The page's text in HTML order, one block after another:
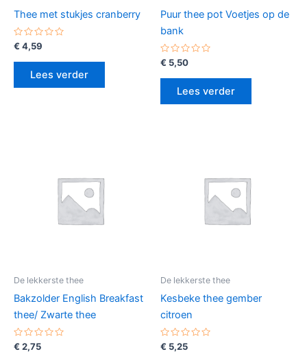
Thee met stukjes cranberry
Gewaardeerd
0
uit
€ 4,59
Lees verder
Puur thee pot Voetjes op de
bank
Gewaardeerd
0
uit
€ 5,50
Lees verder
De lekkerste thee
Bakzolder English Breakfast
thee/ Zwarte thee
Gewaardeerd
€ 2,75
De lekkerste thee
Kesbeke thee gember
citroen
Gewaardeerd
€ 5,25